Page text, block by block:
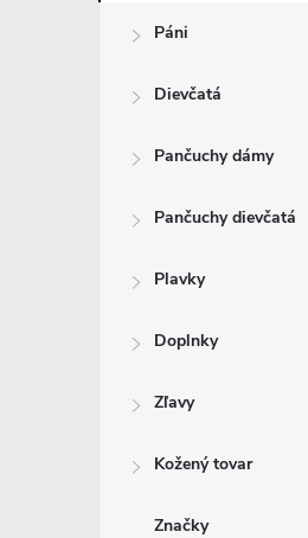
Páni
Dievčatá
Pančuchy dámy
Pančuchy dievčatá
Plavky
Doplnky
Zľavy
Kožený tovar
Značky